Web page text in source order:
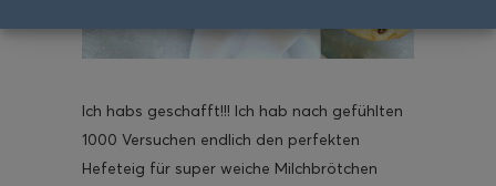
Ich habs geschafft!!! Ich hab nach gefühlten
1000 Versuchen endlich den perfekten
Hefeteig für super weiche Milchbrötchen